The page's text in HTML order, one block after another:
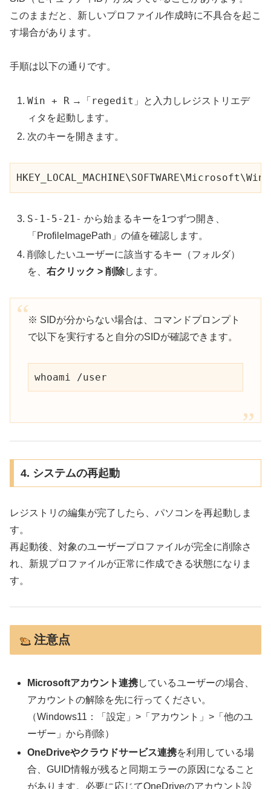
このままだと、新しいプロファイル作成時に不具合を起こ
す場合があります。
手順は以下の通りです。
Win + R →「 regedit 」と入力しレジストリエデ
ィタを起動します。
次のキーを開きます。
S-1-5-21- から始まるキーを1つずつ開き、
「ProfileImagePath」の値を確認します。
削除したいユーザーに該当するキー（フォルダ）
を、右クリック > 削除します。
※ SIDが分からない場合は、コマンドプロンプト
で以下を実行すると自分のSIDが確認できます。
whoami /user
4. システムの再起動
レジストリの編集が完了したら、パソコンを再起動しま
す。
再起動後、対象のユーザープロファイルが完全に削除さ
れ、新規プロファイルが正常に作成できる状態になりま
す。
注意点
Microsoftアカウント連携しているユーザーの場合、
アカウントの解除を先に行ってください。
（Windows11：「設定」>「アカウント」>「他のユ
ーザー」から削除）
OneDriveやクラウドサービス連携を利用している場
合、GUID情報が残ると同期エラーの原因になること
があります。必要に応じてOneDriveのアカウント設